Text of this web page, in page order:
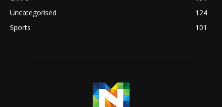
Uncategorised
124
Sports
101